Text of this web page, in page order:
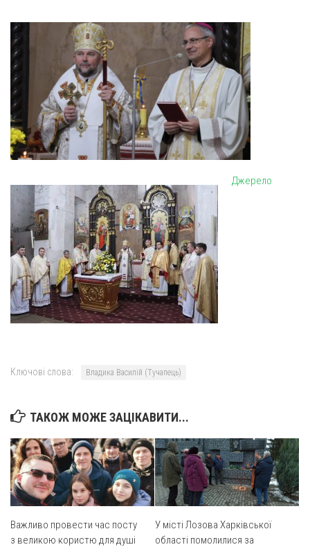
Катехитична комісія
Комісія у справах молоді
Комісія у справах родини
Комісія з питань душпастирства охорони здоров’я
Спільноти
Квіти Слобожанщини
Харківщина
Полтавщина
Сумщина
Оголошення
Трансляції
Джерело
Ключові слова: Владика Василій (Тучапець)
ТАКОЖ МОЖЕ ЗАЦІКАВИТИ...
Важливо провести час посту
з великою користю для душі
У місті Лозова Харківської
області помолилися за